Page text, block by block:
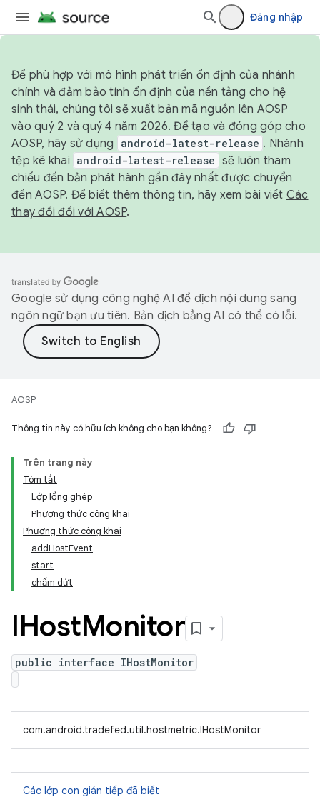
Đăng nhập
Để phù hợp với mô hình phát triển ổn định của nhánh
chính và đảm bảo tính ổn định của nền tảng cho hệ
sinh thái, chúng tôi sẽ xuất bản mã nguồn lên AOSP
vào quý 2 và quý 4 năm 2026. Để tạo và đóng góp cho
AOSP, hãy sử dụng
android-latest-release . Nhánh
tệp kê khai android-latest-release sẽ luôn tham
chiếu đến bản phát hành gần đây nhất được chuyển
đến AOSP. Để biết thêm thông tin, hãy xem bài viết Các
thay đổi đối với AOSP.
Google sử dụng công nghệ AI để dịch nội dung sang
ngôn ngữ bạn ưu tiên. Bản dịch bằng AI có thể có lỗi.
AOSP
Thông tin này có hữu ích không cho bạn không?
Trên trang này
Tóm tắt
Lớp lồng ghép
Phương thức công khai
Phương thức công khai
addHostEvent
start
chấm dứt
IHostMonitor
public interface IHostMonitor
com.android.tradefed.util.hostmetric.IHostMonitor
Các lớp con gián tiếp đã biết